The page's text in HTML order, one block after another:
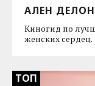
АЛЕН
Киногид по
женских сердец.
ТОП